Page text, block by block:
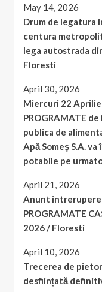
May 14, 2026
Drum de legatura
centura
lega autostrada
Floresti
April 30, 2026
Miercuri 22
PROGRAMATE
publica de
Apă Someș S.A.
potabile pe
April 21, 2026
Anunt intrerupere
PROGRAMATE
2026 / Floresti
April 10, 2026
Trecerea de
desființată